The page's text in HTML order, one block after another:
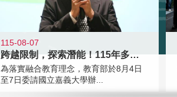
115-08-07
跨越限制，探索潛能！115年多元潛
為落實融合教育理念，教育部於8月4日
至7日委請國立嘉義大學辦...